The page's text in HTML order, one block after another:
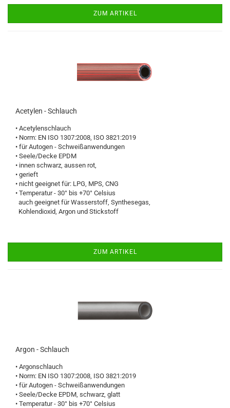
ZUM ARTIKEL
Acetylen - Schlauch
• Acetylenschlauch
• Norm: EN ISO 1307:2008, ISO 3821:2019
• für Autogen - Schweißanwendungen
• Seele/Decke EPDM
• innen schwarz, aussen rot,
• gerieft
• nicht geeignet für: LPG, MPS, CNG
• Temperatur - 30° bis +70° Celsius
auch geeignet für Wasserstoff, Synthesegas,
Kohlendioxid, Argon und Stickstoff
ZUM ARTIKEL
Argon - Schlauch
• Argonschlauch
• Norm: EN ISO 1307:2008, ISO 3821:2019
• für Autogen - Schweißanwendungen
• Seele/Decke EPDM, schwarz, glatt
• Temperatur - 30° bis +70° Celsius